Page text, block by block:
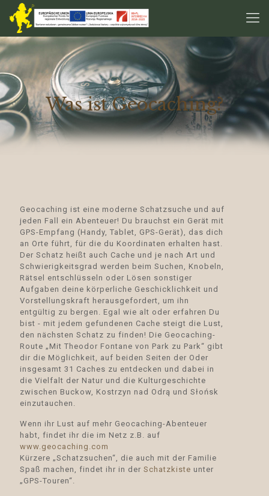
Was ist Geocaching?
Geocaching ist eine moderne Schatzsuche und auf
jeden Fall ein Abenteuer! Du brauchst ein Gerät mit
GPS-Empfang (Handy, Tablet, GPS-Gerät), das dich
an Orte führt, für die du Koordinaten erhalten hast.
Der Schatz heißt auch Cache und je nach Art und
Schwierigkeitsgrad werden beim Suchen, Knobeln,
Rätsel entschlüsseln oder Lösen sonstiger
Aufgaben deine körperliche Geschicklichkeit und
Vorstellungskraft herausgefordert, um ihn
entgültig zu bergen. Egal wie alt oder erfahren Du
bist - mit jedem gefundenen Cache steigt die Lust,
den nächsten Schatz zu finden! Die Geocaching-
Route „Mit Theodor Fontane von Park zu Park“ gibt
dir die Möglichkeit, auf beiden Seiten der Oder
insgesamt 31 Caches zu entdecken und dabei in
die Vielfalt der Natur und die Kulturgeschichte
zwischen Buckow, Kostrzyn nad Odrą und Słońsk
einzutauchen.
Wenn ihr Lust auf mehr Geocaching-Abenteuer
habt, findet ihr die im Netz z.B. auf
www.geocaching.com
Kürzere „Schatzsuchen“, die auch mit der Familie
Spaß machen, findet ihr in der Schatzkiste unter
„GPS-Touren“.